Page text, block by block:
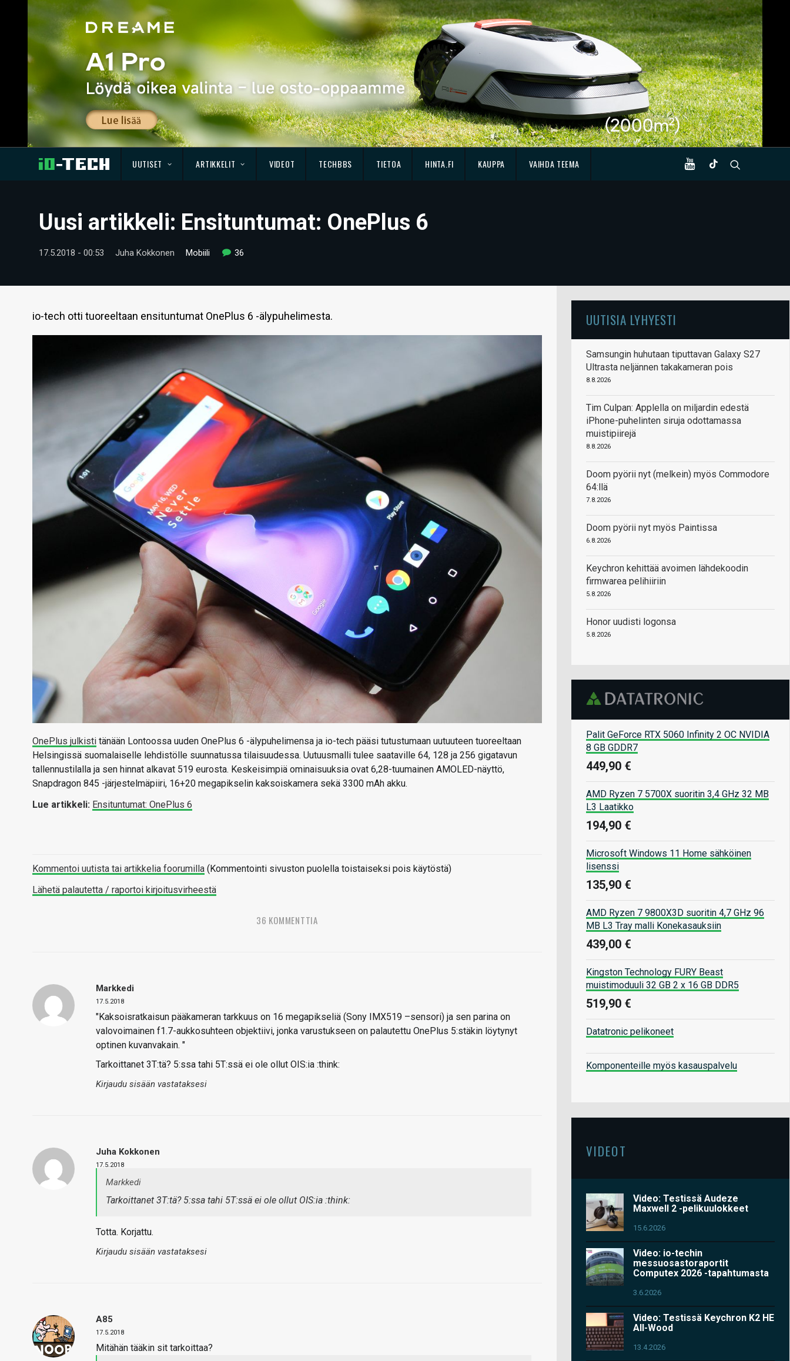
UUTISET ARTIKKELIT VIDEOT TECHBBS TIETOA HINTA.FI KAUPPA VAIHDA TEEMA
Uusi artikkeli: Ensituntumat: OnePlus 6
17.5.2018 - 00:53 Juha Kokkonen Mobiili 36
io-tech otti tuoreeltaan ensituntumat OnePlus 6 -älypuhelimesta.
OnePlus julkisti tänään Lontoossa uuden OnePlus 6 -älypuhelimensa ja io-tech pääsi tutustumaan uutuuteen tuoreeltaan
Helsingissä suomalaiselle lehdistölle suunnatussa tilaisuudessa. Uutuusmalli tulee saataville 64, 128 ja 256 gigatavun
tallennustilalla ja sen hinnat alkavat 519 eurosta. Keskeisimpiä ominaisuuksia ovat 6,28-tuumainen AMOLED-näyttö,
Snapdragon 845 -järjestelmäpiiri, 16+20 megapikselin kaksoiskamera sekä 3300 mAh akku.
Lue artikkeli: Ensituntumat: OnePlus 6
Kommentoi uutista tai artikkelia foorumilla (Kommentointi sivuston puolella toistaiseksi pois käytöstä)
Lähetä palautetta / raportoi kirjoitusvirheestä
36 KOMMENTTIA
Markkedi
17.5.2018
"Kaksoisratkaisun pääkameran tarkkuus on 16 megapikseliä (Sony IMX519 –sensori) ja sen parina on
valovoimainen f1.7-aukkosuhteen objektiivi, jonka varustukseen on palautettu OnePlus 5:stäkin löytynyt
optinen kuvanvakain. "
Tarkoittanet 3T:tä? 5:ssa tahi 5T:ssä ei ole ollut OIS:ia :think:
Kirjaudu sisään vastataksesi
Juha Kokkonen
17.5.2018
Markkedi
Tarkoittanet 3T:tä? 5:ssa tahi 5T:ssä ei ole ollut OIS:ia :think:
Totta. Korjattu.
Kirjaudu sisään vastataksesi
A85
17.5.2018
Mitähän tääkin sit tarkoittaa?
UUTISIA LYHYESTI
Samsungin huhutaan tiputtavan Galaxy S27
Ultrasta neljännen takakameran pois
8.8.2026
Tim Culpan: Applella on miljardin edestä
iPhone-puhelinten siruja odottamassa
muistipiirejä
8.8.2026
Doom pyörii nyt (melkein) myös Commodore
64:llä
7.8.2026
Doom pyörii nyt myös Paintissa
6.8.2026
Keychron kehittää avoimen lähdekoodin
firmwarea pelihiiriin
5.8.2026
Honor uudisti logonsa
5.8.2026
Palit GeForce RTX 5060 Infinity 2 OC NVIDIA
8 GB GDDR7
449,90 €
AMD Ryzen 7 5700X suoritin 3,4 GHz 32 MB
L3 Laatikko
194,90 €
Microsoft Windows 11 Home sähköinen
lisenssi
135,90 €
AMD Ryzen 7 9800X3D suoritin 4,7 GHz 96
MB L3 Tray malli Konekasauksiin
439,00 €
Kingston Technology FURY Beast
muistimoduuli 32 GB 2 x 16 GB DDR5
519,90 €
Datatronic pelikoneet
Komponenteille myös kasauspalvelu
VIDEOT
Video: Testissä Audeze
Maxwell 2 -pelikuulokkeet
15.6.2026
Video: io-techin
messuosastoraportit
Computex 2026 -tapahtumasta
3.6.2026
Video: Testissä Keychron K2 HE
All-Wood
13.4.2026